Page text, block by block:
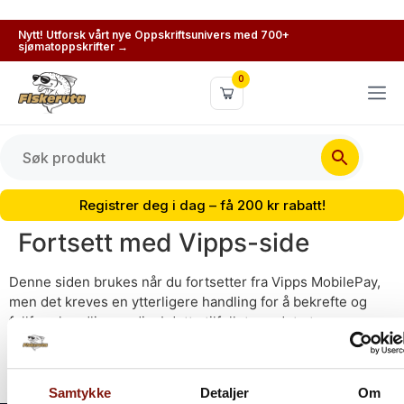
Samtykke Detaljer Om
Nytt! Utforsk vårt nye Oppskriftsunivers med 700+
sjømatoppskrifter →
0
Registrer deg i dag – få 200 kr rabatt!
Fortsett med Vipps-side
Denne siden brukes når du fortsetter fra Vipps MobilePay,
men det kreves en ytterligere handling for å bekrefte og
fullføre handlingen din. I dette tilfellet ser det ut som om
økten har utløpt.